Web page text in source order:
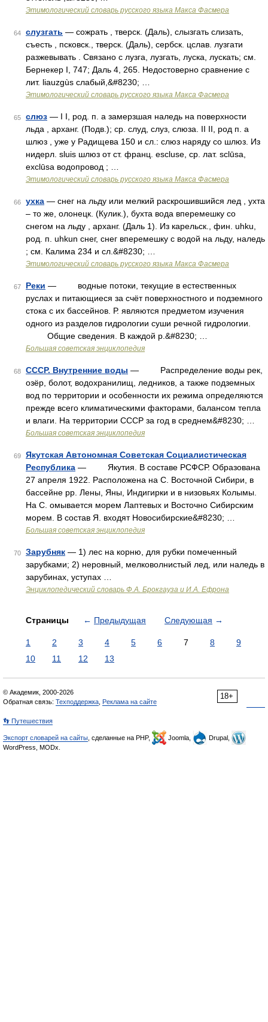
Этимологический словарь русского языка Макса Фасмера
64 слузгать — сожрать , тверск. (Даль), слызгать слизать,
съесть , псковск., тверск. (Даль), сербск. цслав. лузгати
разжевывать . Связано с лузга, лузгать, луска, лускать; см.
Бернекер I, 747; Даль 4, 265. Недостоверно сравнение с
лит. liauzgùs слабый,&#8230; …
Этимологический словарь русского языка Макса Фасмера
65 слюз — I I, род. п. а замерзшая наледь на поверхности
льда , арханг. (Подв.); ср. слуд, слуз, слюза. II II, род п. а
шлюз , уже у Радищева 150 и сл.: слюз наряду со шлюз. Из
нидерл. sluis шлюз от ст. франц. escluse, ср. лат. sclūsa,
ехсlūsа водопровод ; …
Этимологический словарь русского языка Макса Фасмера
66 ухка — снег на льду или мелкий раскрошившийся лед , ухта
– то же, олонецк. (Кулик.), бухта вода вперемешку со
снегом на льду , арханг. (Даль 1). Из карельск., фин. uhku,
род. п. uhkun снег, снег вперемешку с водой на льду, наледь
; см. Калима 234 и сл.&#8230; …
Этимологический словарь русского языка Макса Фасмера
67 Реки — водные потоки, текущие в естественных
руслах и питающиеся за счёт поверхностного и подземного
стока с их бассейнов. Р. являются предметом изучения
одного из разделов гидрологии суши речной гидрологии.
Общие сведения. В каждой р.&#8230; …
Большая советская энциклопедия
68 СССР. Внутренние воды — Распределение воды рек,
озёр, болот, водохранилищ, ледников, а также подземных
вод по территории и особенности их режима определяются
прежде всего климатическими факторами, балансом тепла
и влаги. На территории СССР за год в среднем&#8230; …
Большая советская энциклопедия
69
Якутская Автономная Советская Социалистическая
Республика — Якутия. В составе РСФСР. Образована
27 апреля 1922. Расположена на С. Восточной Сибири, в
бассейне рр. Лены, Яны, Индигирки и в низовьях Колымы.
На С. омывается морем Лаптевых и Восточно Сибирским
морем. В состав Я. входят Новосибирские&#8230; …
Большая советская энциклопедия
70 Зарубняк — 1) лес на корню, для рубки помеченный
зарубками; 2) неровный, мелковолнистый лед, или наледь в
зарубинах, уступах …
Энциклопедический словарь Ф.А. Брокгауза и И.А. Ефрона
Страницы ← Предыдущая Следующая →
1 2 3 4 5 6 7 8
9
10
11 12 13
18+
© Академик, 2000-2026
Обратная связь: Техподдержка Реклама на сайте
👣 Путешествия
Экспорт словарей на сайты , сделанные на PHP, Joomla,
Drupal,
WordPress, MODx.